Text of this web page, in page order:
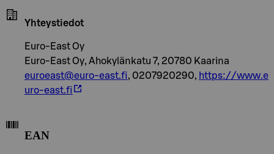
Yhteystiedot
Euro-East Oy
Euro-East Oy, Ahokylänkatu 7, 20780 Kaarina
euroeast@euro-east.fi, 0207920290, https://www.e
uro-east.fi
EAN